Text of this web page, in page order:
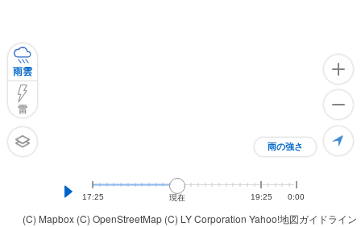
(C) Mapbox (C) OpenStreetMap (C) LY Corporation Yahoo!地図ガイドライン
雨の強さ
雨雲
雷
17:25 現在 19:25 0:00